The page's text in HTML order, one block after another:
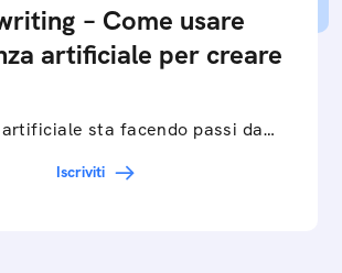
– Come usare
artificiale per creare
artificiale sta facendo passi da
dei big data ai chatbot e virtual…
Iscriviti